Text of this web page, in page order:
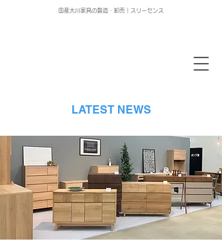
国産大川家具の製造・卸売｜スリーセンス
LATEST NEWS